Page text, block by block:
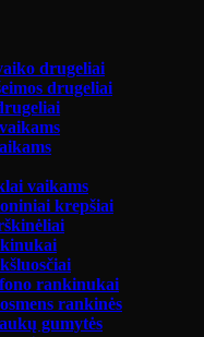
drugeliai
drugeliai
vaikams
krepšiai
rankinukai
rankinės
gumytės